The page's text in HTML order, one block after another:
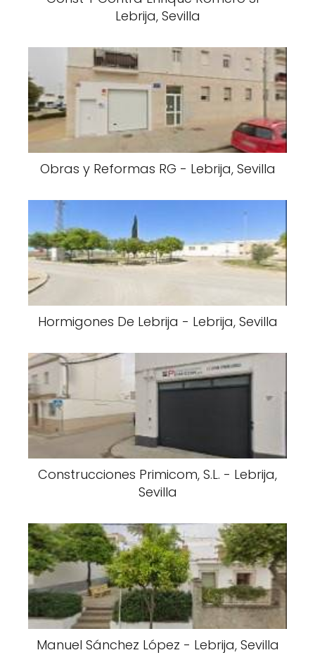
Lebrija, Sevilla
Obras y Reformas RG - Lebrija, Sevilla
Hormigones De Lebrija - Lebrija, Sevilla
Construcciones Primicom, S.L. - Lebrija,
Sevilla
Manuel Sánchez López - Lebrija, Sevilla